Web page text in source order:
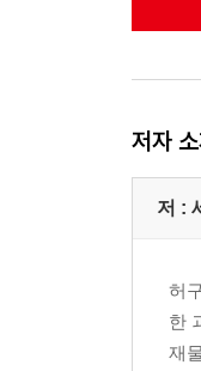
저자
저 :
허
한
재